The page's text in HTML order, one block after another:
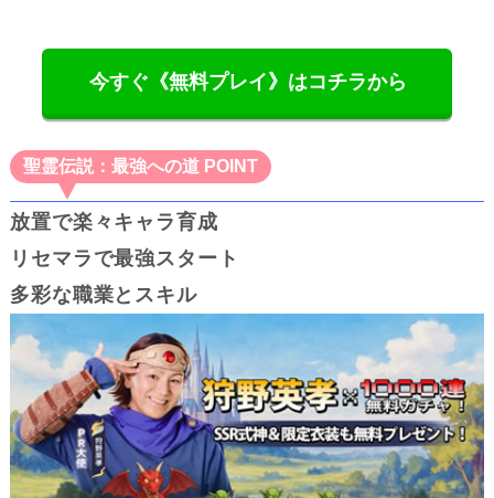
今すぐ《無料プレイ》はコチラから
聖霊伝説：最強への道 POINT
放置で楽々キャラ育成
リセマラで最強スタート
多彩な職業とスキル